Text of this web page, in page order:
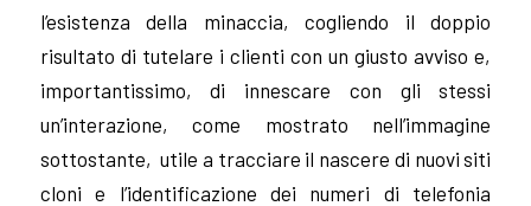
l’esistenza della minaccia, cogliendo il doppio
risultato di tutelare i clienti con un giusto avviso e,
importantissimo, di innescare con gli stessi
un’interazione, come mostrato nell’immagine
sottostante, utile a tracciare il nascere di nuovi siti
cloni e l’identificazione dei numeri di telefonia